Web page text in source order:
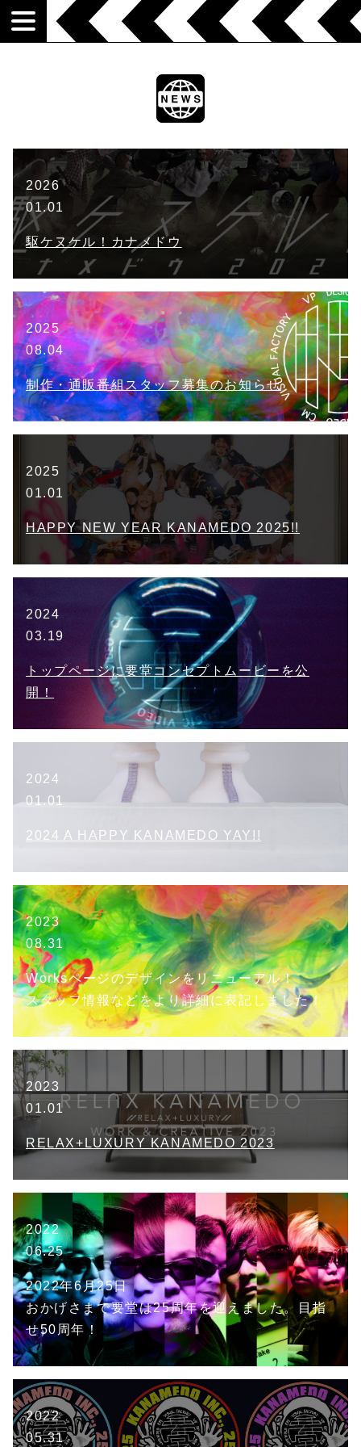
2026
01.01
駆ケヌケル！カナメドウ
2025
08.04
制作・通販番組スタッフ募集のお知らせ
2025
01.01
HAPPY NEW YEAR KANAMEDO 2025!!
2024
03.19
トップページに要堂コンセプトムービーを公
開！
2024
01.01
2024 A HAPPY KANAMEDO YAY!!
2023
08.31
Worksページのデザインをリニューアル！
スタッフ情報などをより詳細に表記しました！
2023
01.01
RELAX+LUXURY KANAMEDO 2023
2022
06.25
2022年6月25日
おかげさまで要堂は25周年を迎えました。目指
せ50周年！
2022
05.31